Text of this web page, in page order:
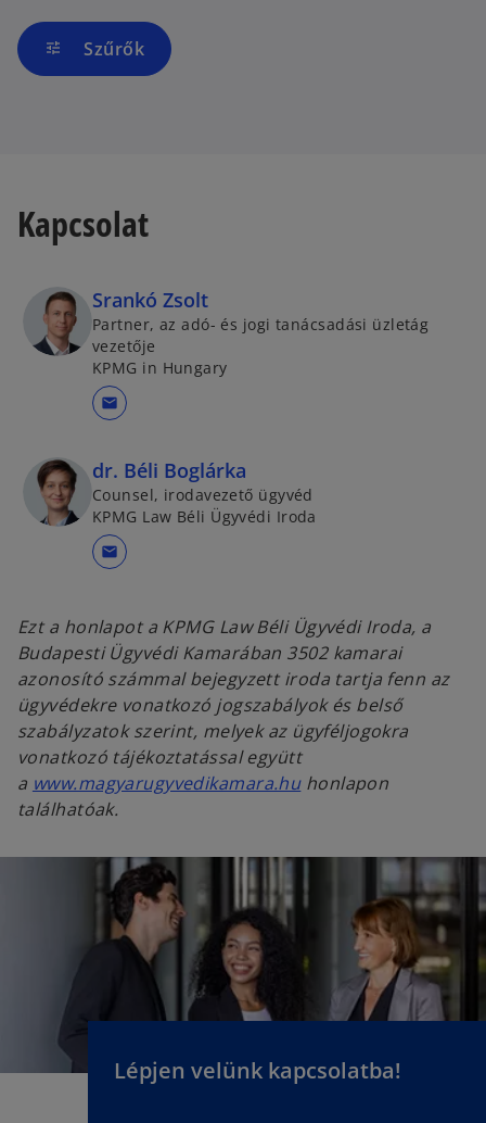
tune Szűrők
Kapcsolat
Srankó Zsolt
Partner, az adó- és jogi tanácsadási üzletág
vezetője
KPMG in Hungary
mail
dr. Béli Boglárka
Counsel, irodavezető ügyvéd
KPMG Law Béli Ügyvédi Iroda
mail
Ezt a honlapot a KPMG Law Béli Ügyvédi Iroda, a
Budapesti Ügyvédi Kamarában 3502 kamarai
azonosító számmal bejegyzett iroda tartja fenn az
ügyvédekre vonatkozó jogszabályok és belső
szabályzatok szerint, melyek az ügyféljogokra
vonatkozó tájékoztatással együtt
a www.magyarugyvedikamara.huhonlapon
találhatóak.
Lépjen velünk kapcsolatba!